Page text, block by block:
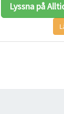
Lyssna på